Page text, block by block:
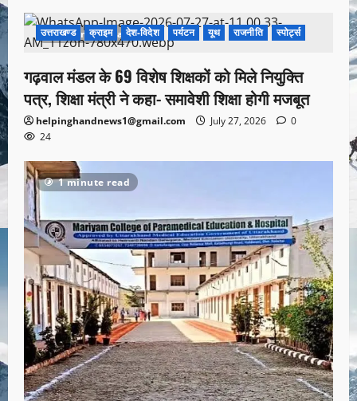
1 minute read
उत्तराखण्ड क्राइम देश-विदेश पर्यटन यूथ राजनीति स्पोर्ट्स
गढ़वाल मंडल के 69 विशेष शिक्षकों को मिले नियुक्ति
पत्र, शिक्षा मंत्री ने कहा- समावेशी शिक्षा होगी मजबूत
helpinghandnews1@gmail.com July 27, 2026
0
24
1 minute read